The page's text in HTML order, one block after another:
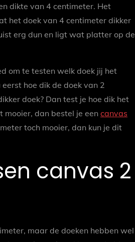
dikte van 4 centimeter. Het
het doek van 4 centimeter dikker
erg dun en ligt wat platter op de
om te testen welk doek jij het
hoe dik de doek van 2
doek? Dan test je hoe dik het
mooier, dan bestel je een canvas
toch mooier, dan kun je dit
canvas 2
maar de doeken hebben wel